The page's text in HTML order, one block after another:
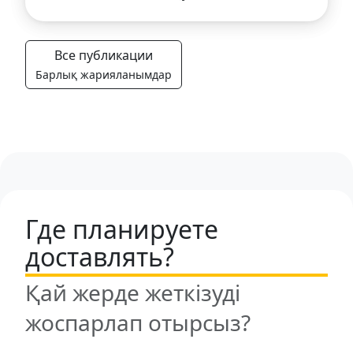
Все публикации
Барлық жарияланымдар
Где планируете
доставлять?
Қай жерде жеткізуді
жоспарлап отырсыз?